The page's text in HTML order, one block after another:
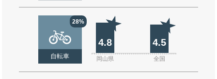
28%
自転車
4.8 4.5
岡山県 全国